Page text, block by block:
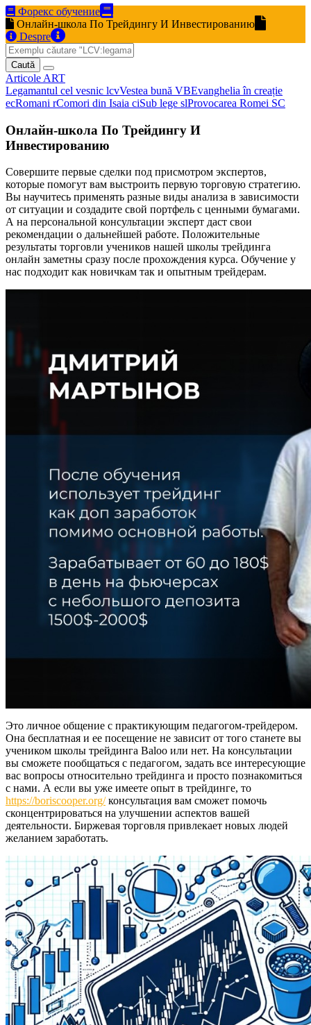
Форекс обучение
Онлайн-школа По Трейдингу И Инвестированию
Despre
Caută
Articole ART
Legamantul cel vesnic lcvVestea bună VBEvanghelia în creație
ecRomani rComori din Isaia ciSub lege slProvocarea Romei SC
Онлайн-школа По Трейдингу И
Инвестированию
Совершите первые сделки под присмотром экспертов,
которые помогут вам выстроить первую торговую стратегию.
Вы научитесь применять разные виды анализа в зависимости
от ситуации и создадите свой портфель с ценными бумагами.
А на персональной консультации эксперт даст свои
рекомендации о дальнейшей работе. Положительные
результаты торговли учеников нашей школы трейдинга
онлайн заметны сразу после прохождения курса. Обучение у
нас подходит как новичкам так и опытным трейдерам.
Это личное общение с практикующим педагогом-трейдером.
Она бесплатная и ее посещение не зависит от того станете вы
учеником школы трейдинга Baloo или нет. На консультации
вы сможете пообщаться с педагогом, задать все интересующие
вас вопросы относительно трейдинга и просто познакомиться
с нами. А если вы уже имеете опыт в трейдинге, то
https://boriscooper.org/консультация вам сможет помочь
сконцентрироваться на улучшении аспектов вашей
деятельности. Биржевая торговля привлекает новых людей
желанием заработать.